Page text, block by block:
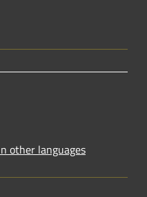
other languages